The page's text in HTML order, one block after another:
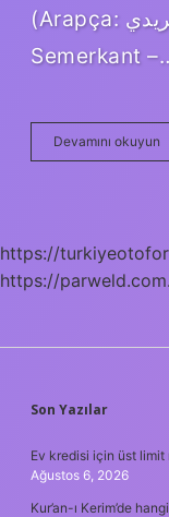
(Arapça: الماتريدي; ö. 863, Mâtürîd,
Semerkant
Devamını okuyun
https://
https://
Son Yazılar
Ev kredisi için üst limit
Ağustos 6, 2026
Kur’an-ı Kerim’de